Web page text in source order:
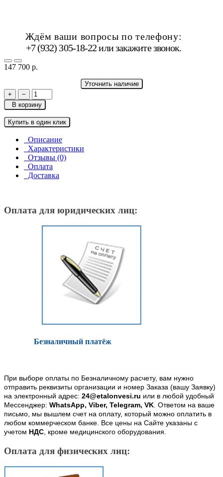
Ждём ваши вопросы по телефону:
+7 (932) 305-18-22 илизакажите звонок.
147 700 р.
Уточнить наличие
+
−
В корзину
Купить в один клик
Описание
Характеристики
Отзывы (0)
Оплата
Доставка
Оплата для юридических лиц:
Безналичный платёж
При выборе оплаты по Безналичному расчету, вам нужно
отправить реквизиты организации и номер Заказа (вашу Заявку)
на электронный адрес: 24@etalonvesi.ru или в любой удобный
Мессенджер: WhatsApp, Viber, Telegram, VK. Ответом на ваше
письмо, мы вышлем счет на оплату, который можно оплатить в
любом коммерческом банке. Все цены на Сайте указаны с
учетом НДС, кроме медицинского оборудования.
Оплата для физических лиц: